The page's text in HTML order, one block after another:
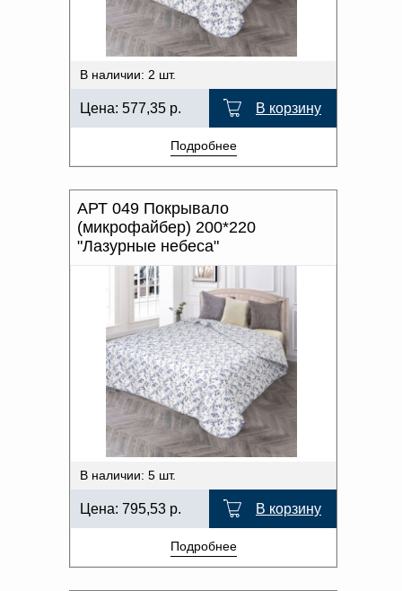
В наличии: 2 шт.
Цена: 577,35 р. В корзину
Подробнее
АРТ 049 Покрывало
(микрофайбер) 200*220
"Лазурные небеса"
В наличии: 5 шт.
Цена: 795,53 р. В корзину
Подробнее